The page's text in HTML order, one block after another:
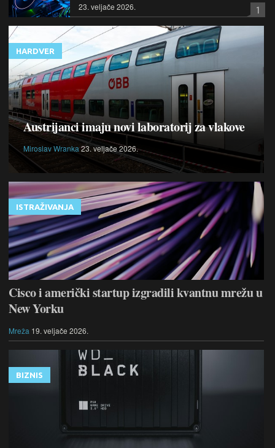
23. veljače 2026. 1
HARDVER
Austrijanci imaju novi laboratorij za vlakove
Miroslav Wranka 23. veljače 2026.
ISTRAŽIVANJA
Cisco i američki startup izgradili kvantnu mrežu u
New Yorku
Mreža 19. veljače 2026.
BIZNIS